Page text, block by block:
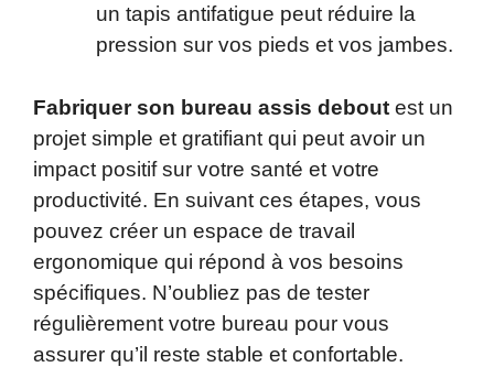
un tapis antifatigue peut réduire la
pression sur vos pieds et vos jambes.
Fabriquer son bureau assis debout est un
projet simple et gratifiant qui peut avoir un
impact positif sur votre santé et votre
productivité. En suivant ces étapes, vous
pouvez créer un espace de travail
ergonomique qui répond à vos besoins
spécifiques. N’oubliez pas de tester
régulièrement votre bureau pour vous
assurer qu’il reste stable et confortable.